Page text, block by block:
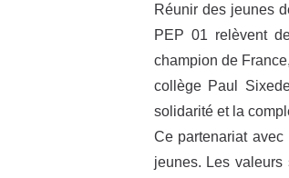
Réunir des jeunes
PEP 01 relèvent
champion de
collège Paul
solidarité et la
Ce partenariat
jeunes. Les